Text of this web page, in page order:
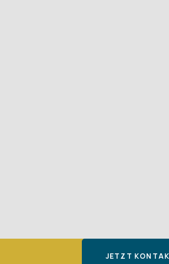
JETZT